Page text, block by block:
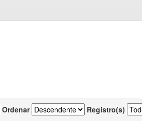
Ordenar Registro(s)